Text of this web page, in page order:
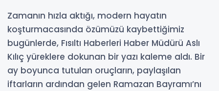
Zamanın hızla aktığı, modern hayatın
koşturmacasında özümüzü kaybettiğimiz
bugünlerde, Fısıltı Haberleri Haber Müdürü Aslı
Kılıç yüreklere dokunan bir yazı kaleme aldı. Bir
ay boyunca tutulan oruçların, paylaşılan
iftarların ardından gelen Ramazan Bayramı’nı